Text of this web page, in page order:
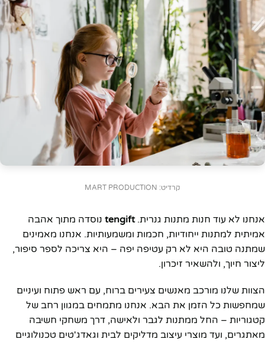
קרדיט: MART PRODUCTION
אנחנו לא עוד חנות מתנות גנרית.tengift נוסדה מתוך אהבה
אמיתית למתנות ייחודיות, חכמות ומשמעותיות. אנחנו מאמינים
שמתנה טובה היא לא רק עטיפה יפה – היא צריכה לספר סיפור,
ליצור חיוך, ולהשאיר זיכרון.
הצוות שלנו מורכב מאנשים צעירים ברוח, עם ראש פתוח ועיניים
שמחפשות כל הזמן את הבא. אנחנו מתמחים במגוון רחב של
קטגוריות – החל ממתנות לגבר ולאישה, דרך משחקי חשיבה
מאתגרים, ועד מוצרי עיצוב מדליקים לבית וגאדג'טים טכנולוגיים